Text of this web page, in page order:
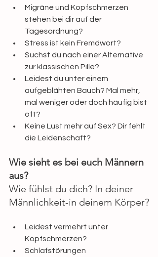
Migräne und Kopfschmerzen
stehen bei dir auf der
Tagesordnung?
Stress ist kein Fremdwort?
Suchst du nach einer Alternative
zur klassischen Pille?
Leidest du unter einem
aufgeblähten Bauch? Mal mehr,
mal weniger oder doch häufig bist
oft?
Keine Lust mehr auf Sex? Dir fehlt
die Leidenschaft?
Wie sieht es bei euch Männern
aus?
Wie fühlst du dich? In deiner
Männlichkeit-in deinem Körper?
Leidest vermehrt unter
Kopfschmerzen?
Schlafstörungen